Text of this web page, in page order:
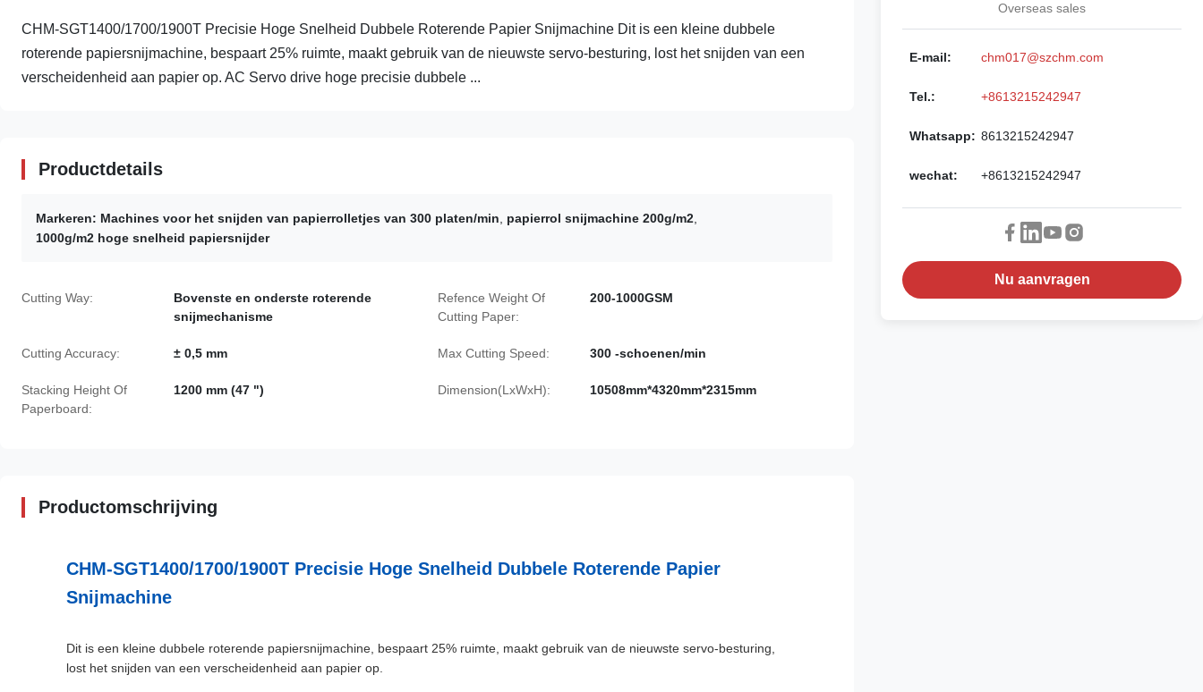
CHM-SGT1400/1700/1900T Precisie Hoge Snelheid Dubbele Roterende Papier Snijmachine Dit is een kleine dubbele
roterende papiersnijmachine, bespaart 25% ruimte, maakt gebruik van de nieuwste servo-besturing, lost het snijden van een
verscheidenheid aan papier op. AC Servo drive hoge precisie dubbele ...
Productdetails
Markeren: Machines voor het snijden van papierrolletjes van 300 platen/min papierrol snijmachine 200g/m2
1000g/m2 hoge snelheid papiersnijder
Cutting Way:
Bovenste en onderste roterende
snijmechanisme
Refence Weight Of
Cutting Paper:
200-1000GSM
Cutting Accuracy: ± 0,5 mm Max Cutting Speed: 300 -schoenen/min
Stacking Height Of
Paperboard:
1200 mm (47 ") Dimension(LxWxH): 10508mm*4320mm*2315mm
Productomschrijving
CHM-SGT1400/1700/1900T Precisie Hoge Snelheid Dubbele Roterende Papier
Snijmachine
Dit is een kleine dubbele roterende papiersnijmachine, bespaart 25% ruimte, maakt gebruik van de nieuwste servo-besturing,
lost het snijden van een verscheidenheid aan papier op.
Overseas sales
E-mail: chm017@szchm.com
Tel.: +8613215242947
Whatsapp: 8613215242947
wechat: +8613215242947
Nu aanvragen